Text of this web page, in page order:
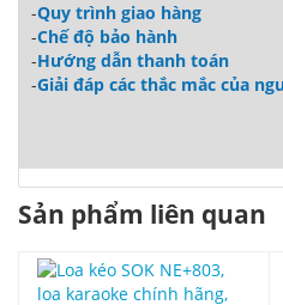
-Quy trình giao hàng
-Chế độ bảo hành
-Hướng dẫn thanh toán
-Giải đáp các thắc mắc của
Sản phẩm liên quan